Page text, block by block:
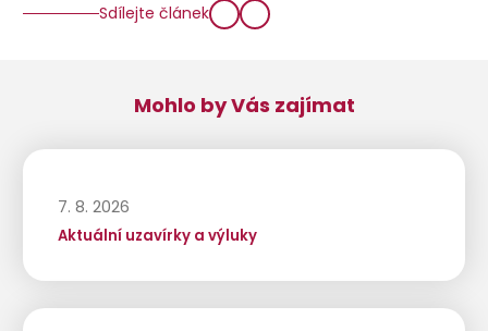
Sdílejte článek
Mohlo by Vás zajímat
7. 8. 2026
Aktuální uzavírky a výluky